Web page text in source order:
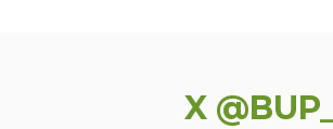
X